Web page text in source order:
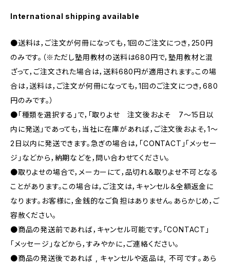
International shipping available
●送料は，ご注文が何冊になっても，1回のご注文につき，250円
のみです。（※ただし塾用教材の送料は680円で，塾用教材と混
ざって，ご注文された場合は，送料680円が適用されます。この場
合は，送料は，ご注文が何冊になっても，1回のご注文につき，680
円のみです。）
●「種類を選択する」で，「取りよせ 注文後およそ 7〜15日以
内に発送」であっても，当社に在庫があれば，ご注文後およそ，1〜
2日以内に発送できます。急ぎの場合は，「CONTACT」「メッセー
ジ」などから，納期などを，問い合わせてください。
●取りよせの場合で，メーカーにて，品切れ＆取りよせ不可となる
ことがあります。この場合は，ご注文は，キャンセル＆全額返金に
なります。お客様に，金銭的なご負担はありません。あらかじめ，ご
容赦ください。
●商品の発送前であれば，キャンセル可能です。「CONTACT」
「メッセージ」などから，すみやかに，ご連絡ください。
●商品の発送後であれば , キャンセルや返品は, 不可です｡あら